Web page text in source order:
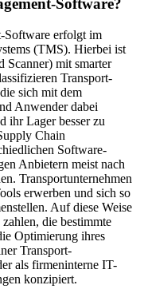
Software?
Software erfolgt im
(TMS). Hierbei ist
Scanner) mit smarter
Transport-
sich mit dem
Anwender dabei
ihr Lager besser zu
Chain
Software-
Anbietern meist nach
Transportunternehmen
erwerben und sich so
Auf diese Weise
die bestimmte
Optimierung ihres
Transport-
als firmeninterne IT-
konzipiert.